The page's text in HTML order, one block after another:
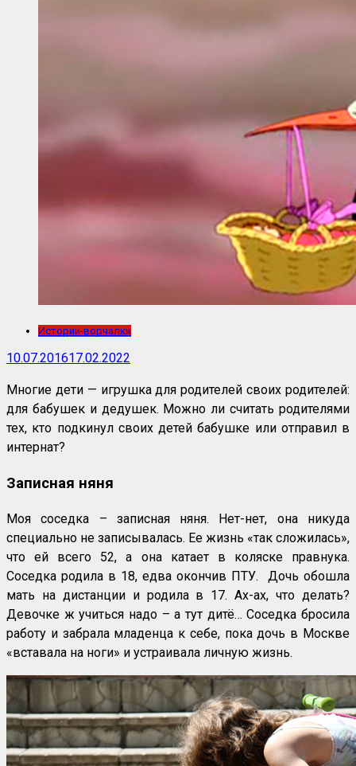
Истории-ворчалки
10.07.201617.02.2022
Многие дети — игрушка для родителей своих родителей:
для бабушек и дедушек. Можно ли считать родителями
тех, кто подкинул своих детей бабушке или отправил в
интернат?
Записная няня
Моя соседка – записная няня. Нет-нет, она никуда
специально не записывалась. Ее жизнь «так сложилась»,
что ей всего 52, а она катает в коляске правнука.
Соседка родила в 18, едва окончив ПТУ. Дочь обошла
мать на дистанции и родила в 17. Ах-ах, что делать?
Девочке ж учиться надо – а тут дитё… Соседка бросила
работу и забрала младенца к себе, пока дочь в Москве
«вставала на ноги» и устраивала личную жизнь.